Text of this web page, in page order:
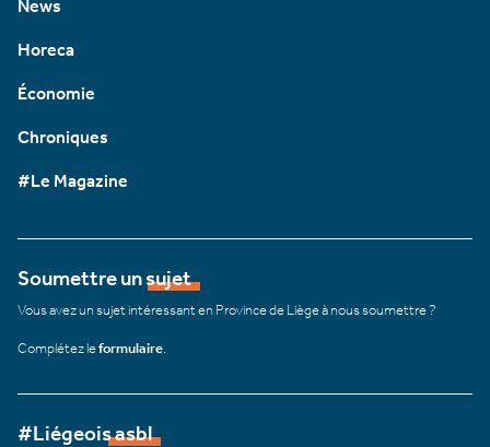
News
Horeca
Économie
Chroniques
#Le Magazine
Soumettre un sujet
Vous avez un sujet intéressant en Province de Liège à nous soumettre ?
Complétez leformulaire
#Liégeois asbl